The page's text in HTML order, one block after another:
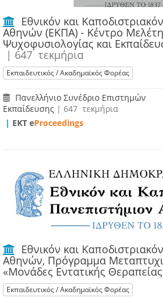
Εθνικόν και
Αθηνών (ΕΚΠΑ) - Κέντρο
Ψυχοφυσιολογίας και
| 647 τεκμήρια
Εκπαιδευτικός / Ακαδημαϊκός Φορέας
Πανελλήνιο Συνέδριο Επιστημών
Εκπαίδευσης | 647 τεκμήρια
| ΕΚΤ eProceedings
Εθνικόν και
Αθηνών, Πρόγραμμα
«Μονάδες Εντατικής
Εκπαιδευτικός / Ακαδημαϊκός Φορέας